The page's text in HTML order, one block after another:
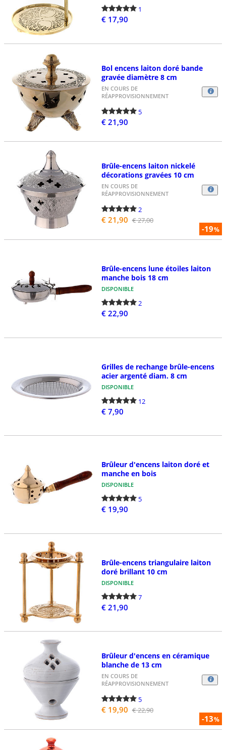
1
€ 17,90
Bol encens laiton doré bande
gravée diamètre 8 cm
EN COURS DE
RÉAPPROVISIONNEMENT
5
€ 21,90
-19%
Brûle-encens laiton nickelé
décorations gravées 10 cm
EN COURS DE
RÉAPPROVISIONNEMENT
2
€ 21,90 € 27,00
Brûle-encens lune étoiles laiton
manche bois 18 cm
DISPONIBLE
2
€ 22,90
Grilles de rechange brûle-encens
acier argenté diam. 8 cm
DISPONIBLE
12
€ 7,90
Brûleur d'encens laiton doré et
manche en bois
DISPONIBLE
5
€ 19,90
Brûle-encens triangulaire laiton
doré brillant 10 cm
DISPONIBLE
7
€ 21,90
-13%
Brûleur d'encens en céramique
blanche de 13 cm
EN COURS DE
RÉAPPROVISIONNEMENT
5
€ 19,90 € 22,90